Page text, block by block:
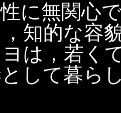
に無関心
知的な容
は，若く
して暮ら